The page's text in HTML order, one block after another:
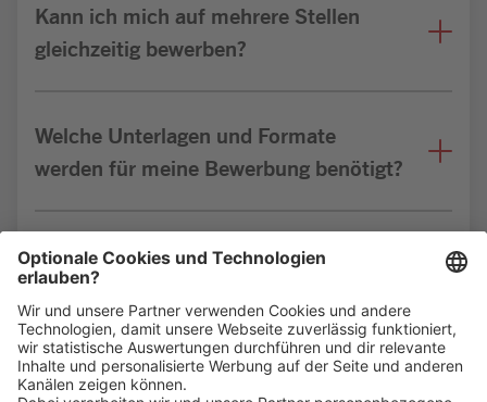
Kann ich mich auf mehrere Stellen
gleichzeitig bewerben?
Welche Unterlagen und Formate
werden für meine Bewerbung benötigt?
Bin ich für die Stelle geeignet?